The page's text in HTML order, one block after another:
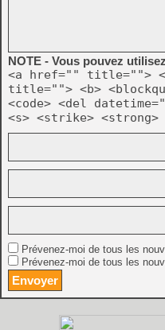
NOTE - Vous pouvez
<a href="" title="">
title=""> <b>
<code> <del
<s> <strike> <strong>
Prévenez-moi de tous les
Prévenez-moi de tous les